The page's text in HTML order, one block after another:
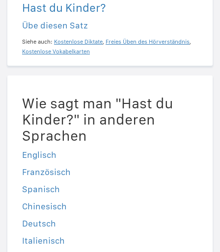
Hast du Kinder?
Übe diesen Satz
Siehe auch: Kostenlose Diktate, Freies Üben des Hörverständnis,
Kostenlose Vokabelkarten
Wie sagt man "Hast du
Kinder?" in anderen
Sprachen
Englisch
Französisch
Spanisch
Chinesisch
Deutsch
Italienisch